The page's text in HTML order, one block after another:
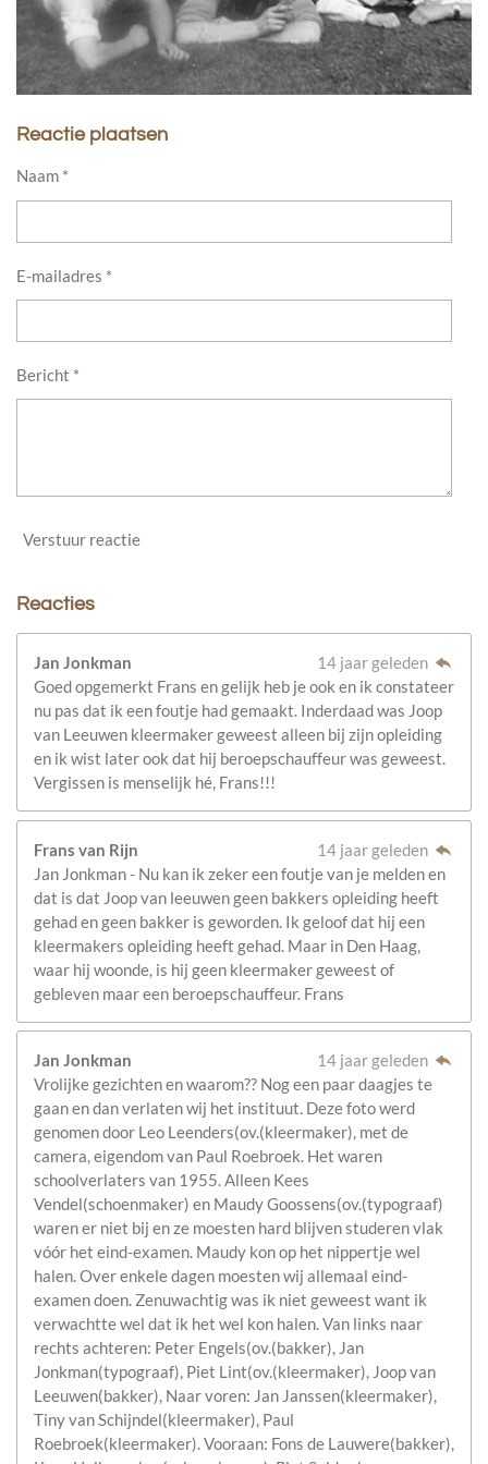
Reactie plaatsen
Naam *
E-mailadres *
Bericht *
Verstuur reactie
Reacties
Jan Jonkman
14 jaar geleden
Goed opgemerkt Frans en gelijk heb je ook en ik constateer
nu pas dat ik een foutje had gemaakt. Inderdaad was Joop
van Leeuwen kleermaker geweest alleen bij zijn opleiding
en ik wist later ook dat hij beroepschauffeur was geweest.
Vergissen is menselijk hé, Frans!!!
Frans van Rijn
14 jaar geleden
Jan Jonkman - Nu kan ik zeker een foutje van je melden en
dat is dat Joop van leeuwen geen bakkers opleiding heeft
gehad en geen bakker is geworden. Ik geloof dat hij een
kleermakers opleiding heeft gehad. Maar in Den Haag,
waar hij woonde, is hij geen kleermaker geweest of
gebleven maar een beroepschauffeur. Frans
Jan Jonkman
14 jaar geleden
Vrolijke gezichten en waarom?? Nog een paar daagjes te
gaan en dan verlaten wij het instituut. Deze foto werd
genomen door Leo Leenders(ov.(kleermaker), met de
camera, eigendom van Paul Roebroek. Het waren
schoolverlaters van 1955. Alleen Kees
Vendel(schoenmaker) en Maudy Goossens(ov.(typograaf)
waren er niet bij en ze moesten hard blijven studeren vlak
vóór het eind-examen. Maudy kon op het nippertje wel
halen. Over enkele dagen moesten wij allemaal eind-
examen doen. Zenuwachtig was ik niet geweest want ik
verwachtte wel dat ik het wel kon halen. Van links naar
rechts achteren: Peter Engels(ov.(bakker), Jan
Jonkman(typograaf), Piet Lint(ov.(kleermaker), Joop van
Leeuwen(bakker), Naar voren: Jan Janssen(kleermaker),
Tiny van Schijndel(kleermaker), Paul
Roebroek(kleermaker). Vooraan: Fons de Lauwere(bakker),